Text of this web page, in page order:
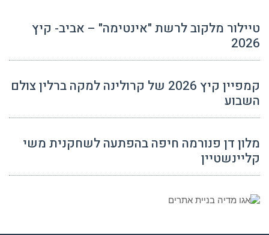
טיילור מלקוב לרשת "אינטימה" – אביב- קיץ
2026
קמפיין קיץ 2026 של קרולינה למקה ברלין צולם
השבוע
מלון דן פנורמה חיפה בהפתעה לשחקנית משי
קליינשטיין